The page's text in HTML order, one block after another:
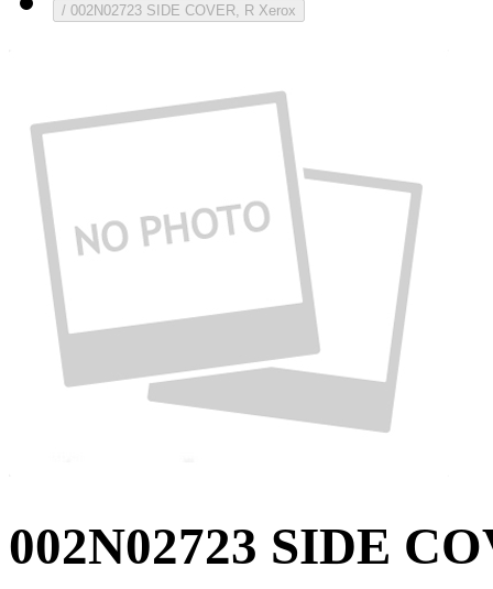
/ 002N02723 SIDE COVER, R Xerox
002N02723 SIDE